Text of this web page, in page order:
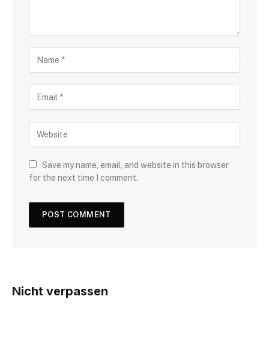
Save my name, email, and website in this browser
for the next time I comment.
Nicht verpassen